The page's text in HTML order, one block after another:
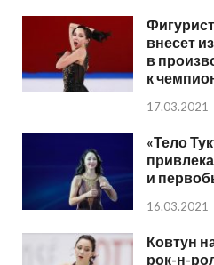
внесет
в
к
17.03.2021
«Тело
и
16.03.2021
Ковтун
рок-н-